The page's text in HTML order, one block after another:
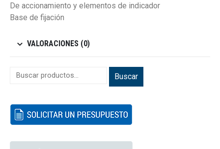
De accionamiento y elementos de indicador
Base de fijación
VALORACIONES (0)
Buscar